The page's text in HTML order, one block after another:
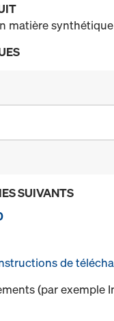
matière
SUIVANTS
de
(par exemple